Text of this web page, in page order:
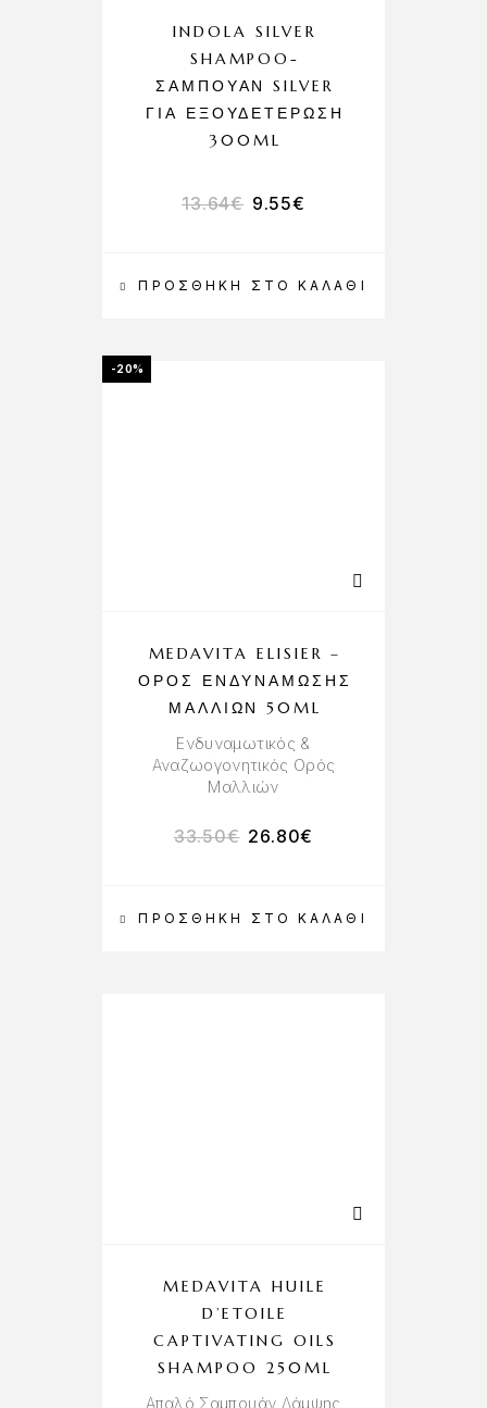
ΠΡΟΣΘΉΚΗ ΣΤΟ ΚΑΛΆΘΙ
INDOLA SILVER
SHAMPOO-
ΣΑΜΠΟΥΆΝ SILVER
ΓΙΑ ΕΞΟΥΔΕΤΈΡΩΣΗ
300ML
13.64€ 9.55€
-20%
ΠΡΟΣΘΉΚΗ ΣΤΟ ΚΑΛΆΘΙ
MEDAVITA ELISIER –
ΟΡΌΣ ΕΝΔΥΝΆΜΩΣΗΣ
ΜΑΛΛΙΏΝ 50ML
Ενδυναμωτικός &
Αναζωογονητικός Ορός
Μαλλιών
33.50€ 26.80€
MEDAVITA HUILE
D’ETOILE
CAPTIVATING OILS
SHAMPOO 250ML
Απαλό Σαμπουάν Λάμψης